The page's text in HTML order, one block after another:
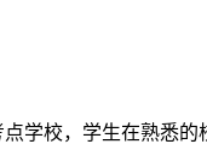
学校，学生在熟悉